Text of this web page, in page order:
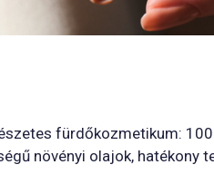
fürdőkozmetikum:
növényi olajok, hatékony